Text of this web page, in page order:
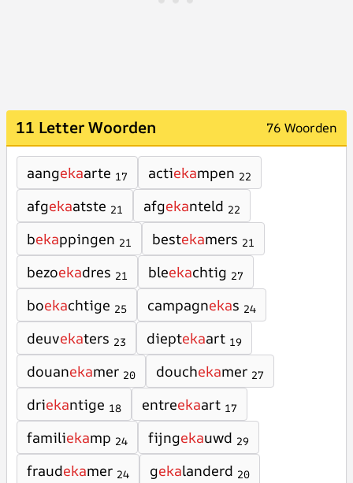
11 Letter Woorden 76 Woorden
aangekaarte 17 actiekampen 22
afgekaatste 21 afgekanteld 22
bekappingen 21 bestekamers 21
bezoekadres 21 bleekachtig 27
boekachtige 25 campagnekas 24
deuvekaters 23 dieptekaart 19
douanekamer 20 douchekamer 27
driekantige 18 entreekaart 17
familiekamp 24 fijngekauwd 29
fraudekamer 24 gekalanderd 20